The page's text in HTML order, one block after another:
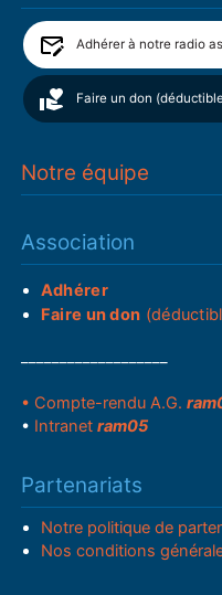
Adhérer à notre radio
Faire un don
Notre équipe
Association
Adhérer
Faire un don
• Compte-rendu A.G.
• Intranetram05
Partenariats
Notre politique de
Nos conditions